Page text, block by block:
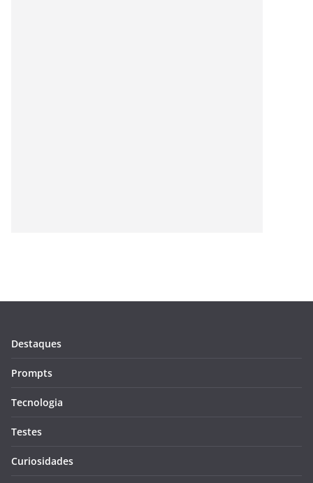
Destaques
Prompts
Tecnologia
Testes
Curiosidades